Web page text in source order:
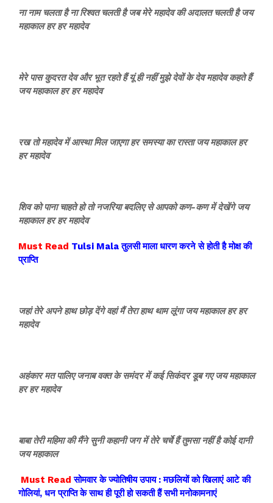
ना नाम चलता है ना रिश्वत चलती है जब मेरे महादेव की अदालत चलती है जय
महाकाल हर हर महादेव
मेरे पास कुदरत देव और भूत रहते हैं यूं ही नहीं मुझे देवों के देव महादेव कहते हैं
जय महाकाल हर हर महादेव
रख तो महादेव में आस्था मिल जाएगा हर समस्या का रास्ता जय महाकाल हर
हर महादेव
शिव को पाना चाहते हो तो नजरिया बदलिए से आपको कण-कण में देखेंगे जय
महाकाल हर हर महादेव
Must Read Tulsi Mala तुलसी माला धारण करने से होती है मोक्ष की
प्राप्ति
जहां तेरे अपने हाथ छोड़ देंगे वहां मैं तेरा हाथ थाम लूंगा जय महाकाल हर हर
महादेव
अहंकार मत पालिए जनाब वक्त के समंदर में कई सिकंदर डूब गए जय महाकाल
हर हर महादेव
बाबा तेरी महिमा की मैंने सुनी कहानी जग में तेरे चर्चे हैं तुमसा नहीं है कोई दानी
जय महाकाल
Must Readसोमवार के ज्योतिषीय उपाय : मछलियों को खिलाएं आटे की
गोलियां, धन प्राप्ति के साथ ही पूरी हो सकती हैं सभी मनोकामनाएं